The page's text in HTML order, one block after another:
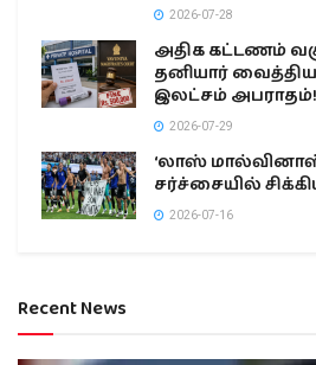
2026-07-28
அதிக கட்டணம்
தனியார்
இலட்சம் அபராதம்!
2026-07-29
‘லாஸ்
சர்ச்சையில்
2026-07-16
Recent News